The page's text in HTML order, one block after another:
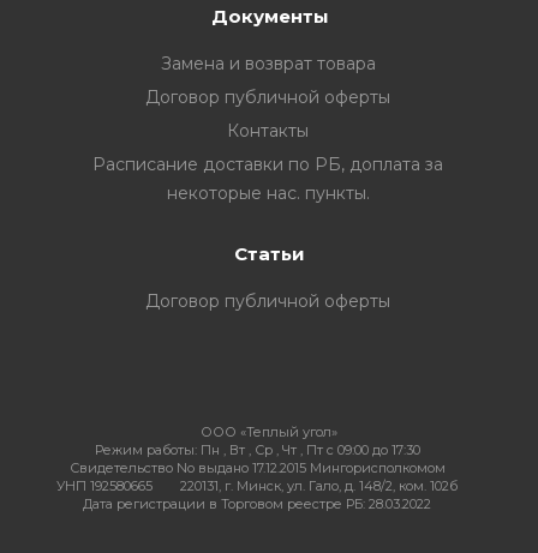
Документы
Замена и возврат товара
Договор публичной оферты
Контакты
Расписание доставки по РБ, доплата за
некоторые нас. пункты.
Статьи
Договор публичной оферты
ООО «Теплый угол»
Режим работы: Пн , Вт , Ср , Чт , Пт c 09:00 до 17:30
Свидетельство No выдано 17.12.2015 Мингорисполкомом
УНП 192580665
220131, г. Минск, ул. Гало, д. 148/2, ком. 102б
Дата регистрации в Торговом реестре РБ: 28.03.2022